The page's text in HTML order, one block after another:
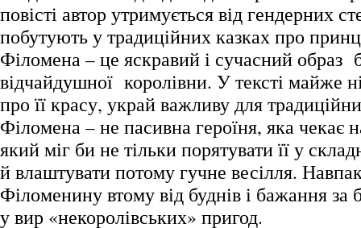
повісті автор утримується від гендерних
побутують у традиційних казках про
Філомена – це яскравий і сучасний образ
відчайдушної королівни. У тексті майже
про її красу, украй важливу для
Філомена – не пасивна героїня, яка чекає
який міг би не тільки порятувати її у
й влаштувати потому гучне весілля.
Філоменину втому від буднів і бажання
у вир «некоролівських» пригод.